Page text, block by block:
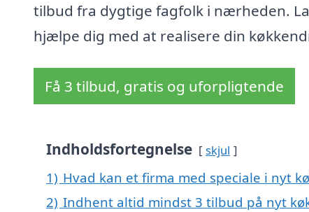
tilbud fra dygtige fagfolk i nærheden.
hjælpe dig med at realisere din
Få 3 tilbud, gratis og uforpligtende
Indholdsfortegnelse skjul
1) Hvad kan et firma med speciale i nyt
2) Indhent altid mindst 3 tilbud på nyt